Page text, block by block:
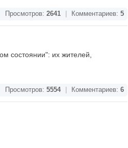
Просмотров: 2641 Комментариев: 5
состоянии": их жителей,
Просмотров: 5554 Комментариев: 6